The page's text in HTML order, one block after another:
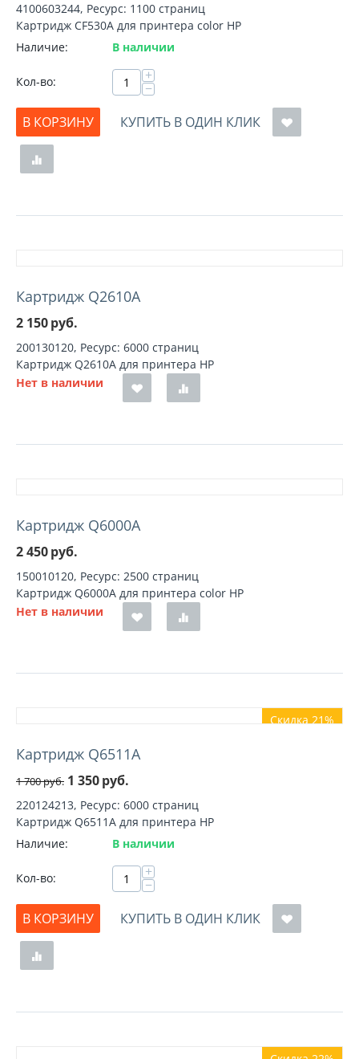
4100603244, Ресурс: 1100 страниц
Картридж CF530A для принтера color HP
Наличие:
В наличии
Кол-во: +
−
В КОРЗИНУ
КУПИТЬ В ОДИН КЛИК
Картридж Q2610A
2 150руб.
200130120, Ресурс: 6000 страниц
Картридж Q2610A для принтера HP
Нет в наличии
Картридж Q6000A
2 450руб.
150010120, Ресурс: 2500 страниц
Картридж Q6000A для принтера color HP
Нет в наличии
Скидка 21%
Картридж Q6511A
1 700руб. 1 350руб.
220124213, Ресурс: 6000 страниц
Картридж Q6511A для принтера HP
Наличие:
В наличии
Кол-во: +
−
В КОРЗИНУ
КУПИТЬ В ОДИН КЛИК